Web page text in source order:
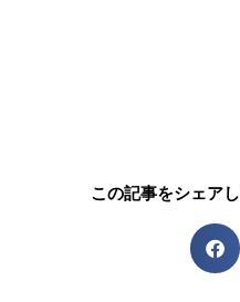
この記事をシェア